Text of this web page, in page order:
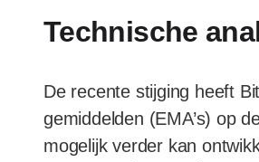
Technische
De recente stijging heeft
gemiddelden (EMA’s) op
mogelijk verder kan